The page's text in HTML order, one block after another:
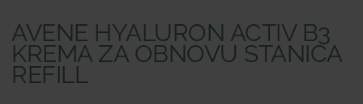
AVENE HYALURON ACTIV B3
KREMA ZA OBNOVU STANICA
REFILL